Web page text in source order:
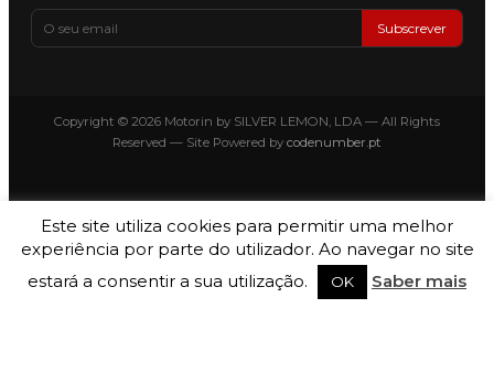
Subscrever
Copyright © 2026 Motorin by SILVER LEMON, LDA — All Rights
Reserved — Site Powered by codenumber.pt
Este site utiliza cookies para permitir uma melhor
experiência por parte do utilizador. Ao navegar no site
estará a consentir a sua utilização.
OK Saber mais